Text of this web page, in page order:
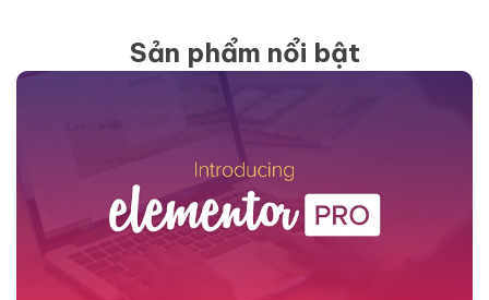
Sản phẩm nổi bật